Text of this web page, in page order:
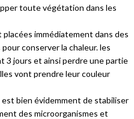
toute végétation dans les
immédiatement dans des
conserver la chaleur. les
3 jours et ainsi perdre une partie
vont prendre leur couleur
est bien évidemment de stabiliser
des microorganismes et